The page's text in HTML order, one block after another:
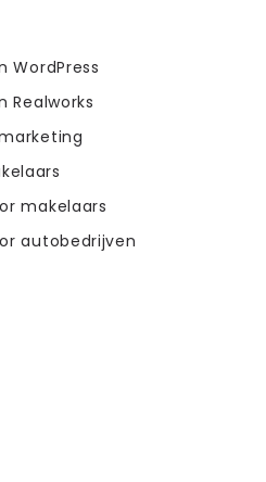
WordPress
Realworks
makelaars
autobedrijven